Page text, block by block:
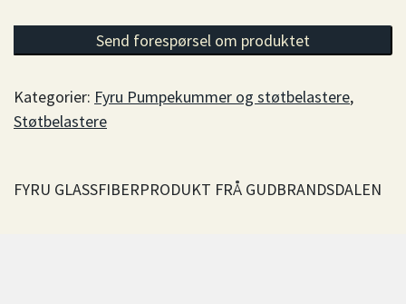
Pumpekum 2 m3 antallSend forespørsel om produktet
Kategorier: Fyru Pumpekummer og støtbelastere,
Støtbelastere
FYRU GLASSFIBERPRODUKT FRÅ GUDBRANDSDALEN